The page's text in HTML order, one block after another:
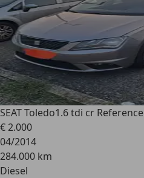
SEAT Toledo1.6 tdi cr Reference
€ 2.000
04/2014
284.000 km
Diesel